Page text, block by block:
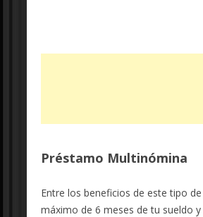
Préstamo Multinómina
Entre los beneficios de este tipo
máximo de 6 meses de tu sueldo